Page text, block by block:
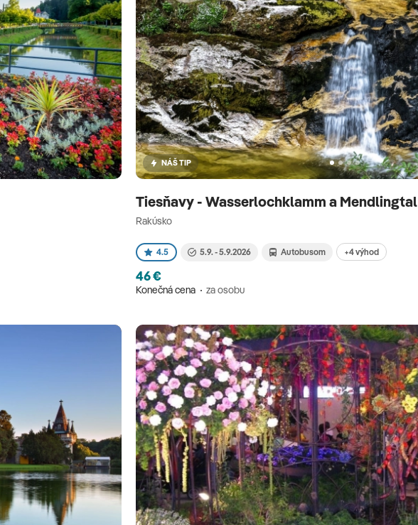
NÁŠ TIP
Tiesňavy - Wasserlochklamm a Mendlingtal
Rakúsko
4.5 5.9. - 5.9.2026 Autobusom +4 výhod
46 €
Konečná cena za osobu